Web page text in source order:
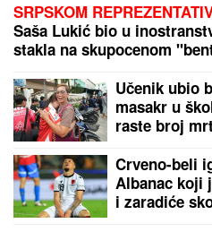
SRPSKOM
Saša Lukić bio u
stakla na skupocenom
Učenik ubio
masakr u
raste broj
Crveno-beli
Albanac koji
i zaradiće